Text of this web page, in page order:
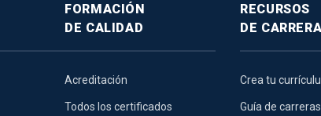
FORMACIÓN
DE CALIDAD
Acreditación
Todos los certificados
RECURSOS
DE CARRERA
Crea tu
Guía de